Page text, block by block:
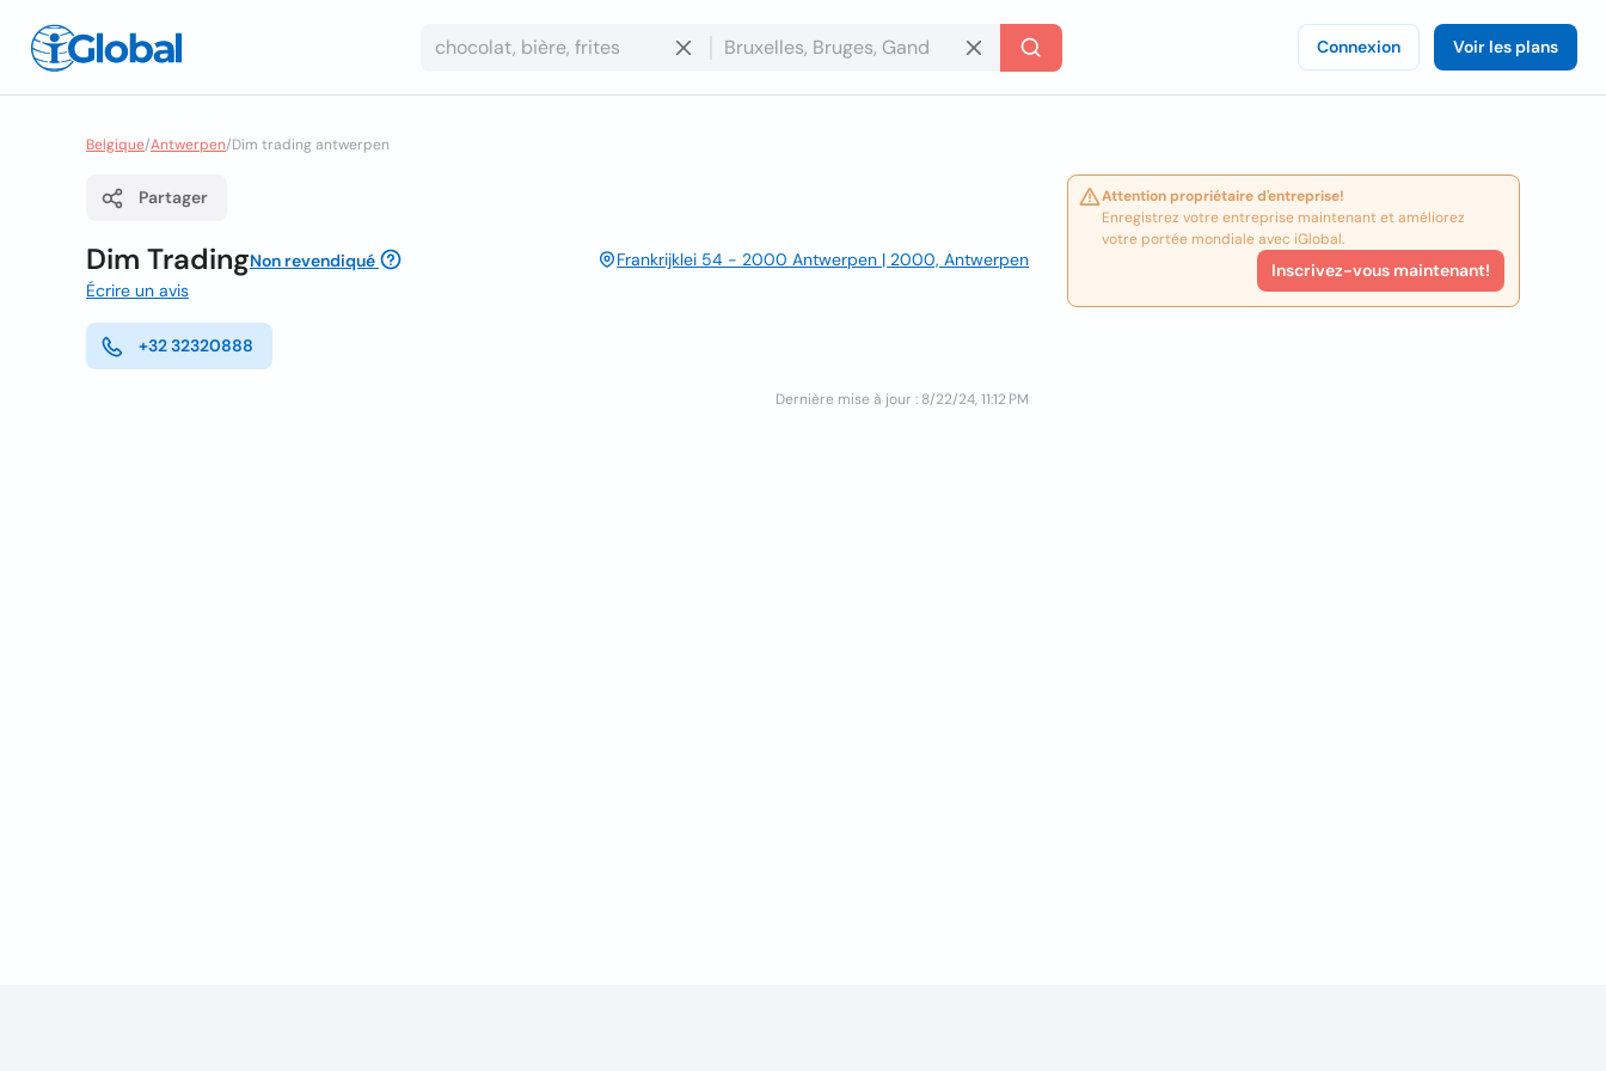
Connexion Voir les plans
Belgique/Antwerpen/Dim trading antwerpen
Partager
Dim TradingNon revendiqué
Frankrijklei 54 - 2000 Antwerpen | 2000, Antwerpen
Écrire un avis
+32 32320888
Dernière mise à jour : 8/22/24, 11:12 PM
Attention propriétaire d'entreprise!
Enregistrez votre entreprise maintenant et améliorez
votre portée mondiale avec iGlobal.
Inscrivez-vous maintenant!